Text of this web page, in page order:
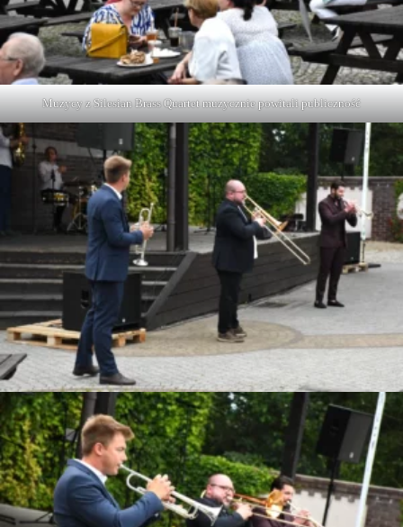
Muzycy z Silesian Brass Quartet muzycznie powitali publiczność